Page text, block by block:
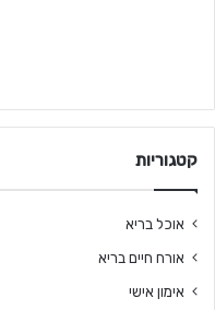
קטגוריות
אוכל בריא
אורח חיים בריא
אימון אישי